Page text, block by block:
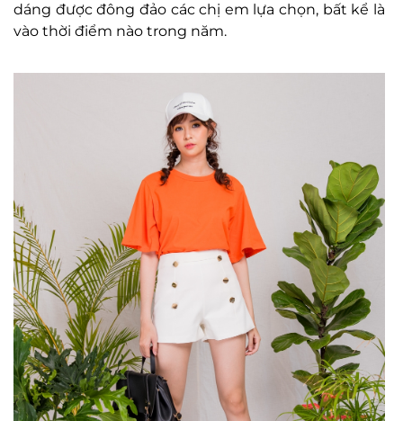
dáng được đông đảo các chị em lựa chọn, bất kể là
vào thời điểm nào trong năm.